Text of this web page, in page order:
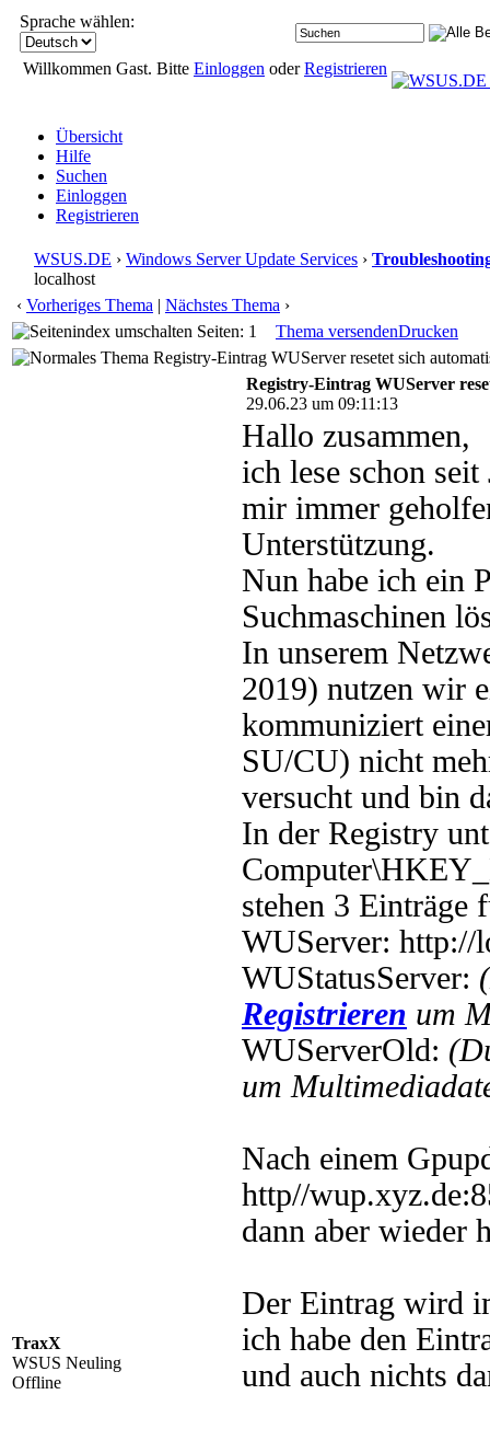
Sprache wählen:
Willkommen Gast. Bitte Einloggen oderRegistrieren
Übersicht
Hilfe
Suchen
Einloggen
Registrieren
WSUS.DE › Windows Server Update Services ›
localhost
‹ Vorheriges Thema | Nächstes Thema ›
Seiten: 1
Thema versendenDrucken
Registry-Eintrag WUServer resetet sich
TraxX
WSUS Neuling
Offline
Registry-Eintrag WUServer
29.06.23 um 09:11:13
Hallo zusammen,
ich lese schon
mir immer
Unterstützung.
Nun habe ich ein
Suchmaschinen
In unserem
2019) nutzen wir
kommuniziert
SU/CU) nicht
versucht und bin
In der Registry
stehen 3 Einträge
WUServer: http://
WUStatusServer:
Registrieren um
WUServerOld:
um
Nach einem
http//
dann aber wieder
Der Eintrag wird
ich habe den
und auch nichts